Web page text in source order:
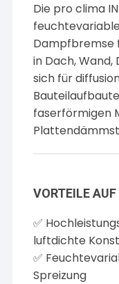
Die pro clima
Dampfbremse
in Dach, Wand,
sich für
faserförmigen
VORTEILE
✅
luftdichte
✅
Spreizung